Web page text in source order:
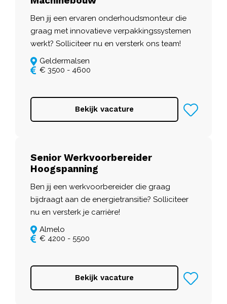
Ben jij een ervaren onderhoudsmonteur die
graag met innovatieve verpakkingssystemen
werkt? Solliciteer nu en versterk ons team!
Geldermalsen
€ 3500 - 4600
Bekijk vacature
Senior Werkvoorbereider
Hoogspanning
Ben jij een werkvoorbereider die graag
bijdraagt aan de energietransitie? Solliciteer
nu en versterk je carrière!
Almelo
€ 4200 - 5500
Bekijk vacature